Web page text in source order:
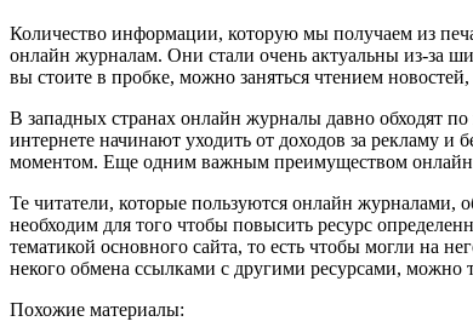
Количество информации, которую мы получаем из
онлайн журналам. Они стали очень актуальны из-за
вы стоите в пробке, можно заняться чтением
В западных странах онлайн журналы давно обходят
интернете начинают уходить от доходов за рекламу и
моментом. Еще одним важным преимуществом онлайн
Те читатели, которые пользуются онлайн
необходим для того чтобы повысить ресурс
тематикой основного сайта, то есть чтобы могли на
некого обмена ссылками с другими ресурсами, можно
Похожие материалы: